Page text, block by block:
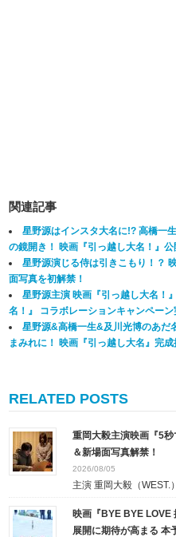
関連記事
星野源はインスタ大名に!? 高橋一
の鏡開き！ 映画『引っ越し大名！』
星野源演じる侍は引きこもり！？
面写真を初解禁！
星野源主演 映画『引っ越し大名！
名！』 コラボレーションキャンペーン
星野源&高橋一生&及川光博のあだ
まみれに！ 映画『引っ越し大名』完
RELATED POSTS
重岡大毅主演映画『5
＆新場面写真解禁！
2026/08/05
主演 重岡大毅（WEST.）
映画『BYE BYE LOVE
展開に期待が高まる 本